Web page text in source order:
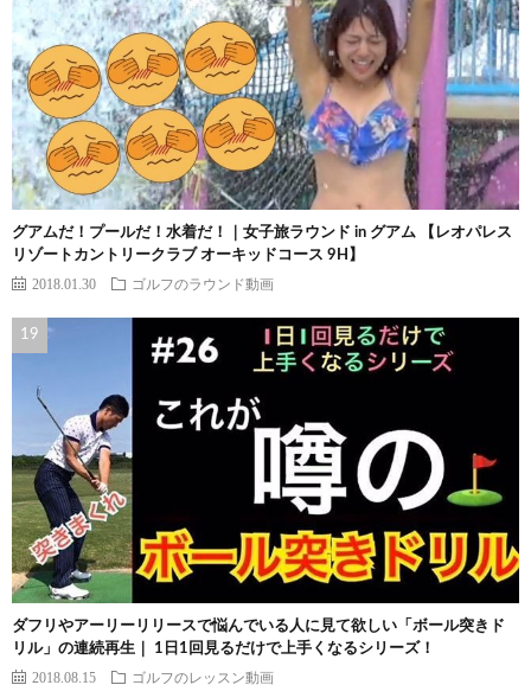
グアムだ！プールだ！水着だ！｜女子旅ラウンド in グアム 【レオパレス
リゾートカントリークラブ オーキッドコース 9H】
2018.01.30 ゴルフのラウンド動画
ダフリやアーリーリリースで悩んでいる人に見て欲しい「ボール突きド
リル」の連続再生｜ 1日1回見るだけで上手くなるシリーズ！
2018.08.15 ゴルフのレッスン動画